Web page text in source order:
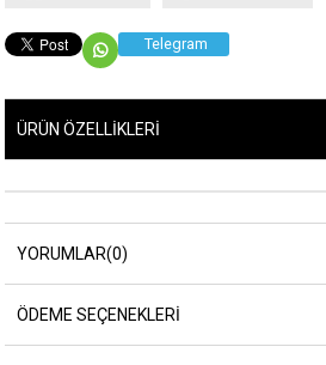
Telegram
ÜRÜN ÖZELLIKLERI
YORUMLAR(0)
ÖDEME SEÇENEKLERI